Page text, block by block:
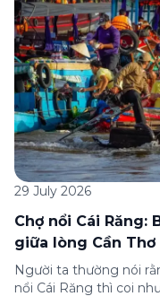
29 July 2026
Chợ nổi Cái Răng:
giữa lòng Cần Thơ
Người ta thường nói
nổi Cái Răng thì coi